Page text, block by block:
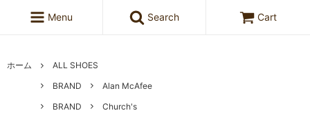
Menu Search Cart
ホーム
ALL SHOES
BRAND
Alan McAfee
BRAND
Church's